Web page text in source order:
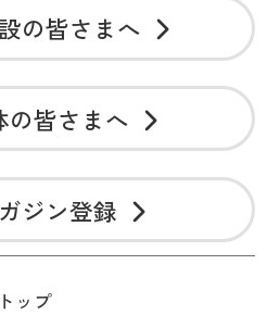
の皆さまへ
の皆さまへ
ジン登録
トップ